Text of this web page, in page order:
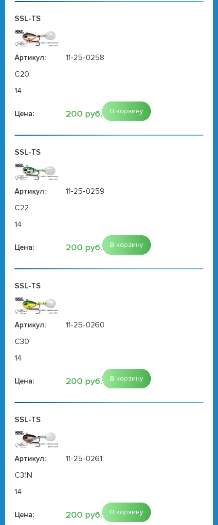
SSL-TS
Артикул:
11-25-0258
C20
14
Цена: 200 руб. В корзину
SSL-TS
Артикул:
11-25-0259
C22
14
Цена: 200 руб. В корзину
SSL-TS
Артикул:
11-25-0260
C30
14
Цена: 200 руб. В корзину
SSL-TS
Артикул:
11-25-0261
C31N
14
Цена: 200 руб. В корзину